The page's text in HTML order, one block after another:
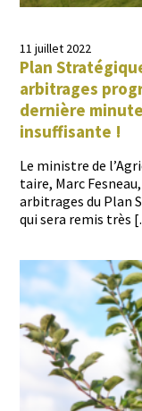
11 juillet 2022
Plan
arbitrages
dernière
insuffisante !
Le min­istre de
taire, Marc
arbi­trages du Plan
qui sera remis très